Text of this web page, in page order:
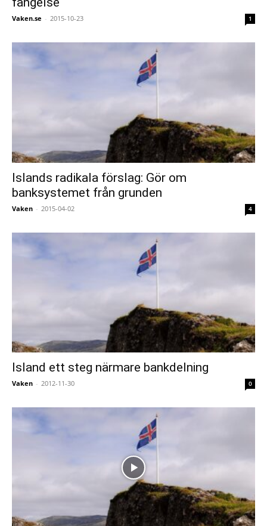
Vaken.se - 2015-10-23 1
Islands radikala förslag: Gör om
banksystemet från grunden
Vaken - 2015-04-02 4
Island ett steg närmare bankdelning
Vaken - 2012-11-30 0